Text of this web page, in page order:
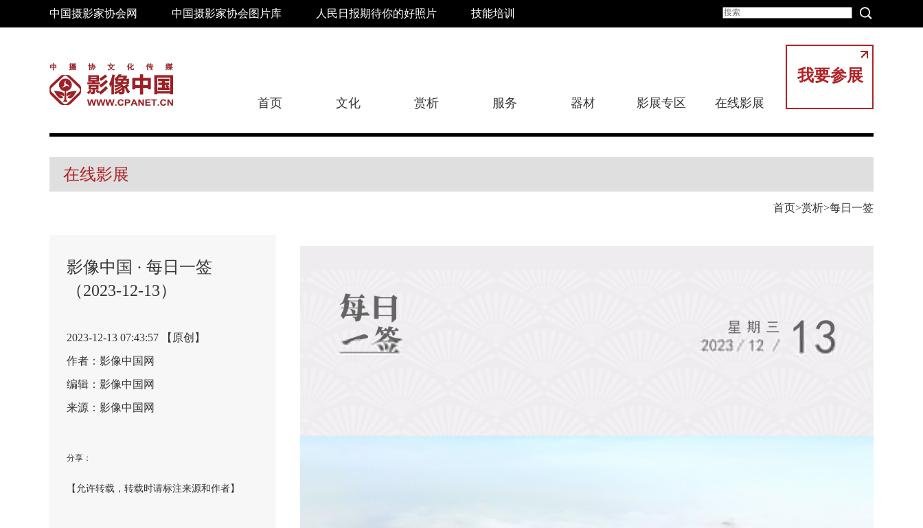
中国摄影家协会网 中国摄影家协会图片库 人民日报期待你的好照片 技能培训
我要参展
首页 文化 赏析 服务 器材 影展专区 在线影展
在线影展
首页 赏析 每日一签
影像中国 · 每日一签
（2023-12-13）
2023-12-13 07:43:57 【原创】
作者：影像中国网
编辑：影像中国网
来源：影像中国网
分享：
【允许转载，转载时请标注来源和作者】